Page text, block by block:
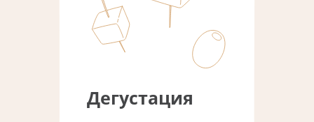
Дегустация